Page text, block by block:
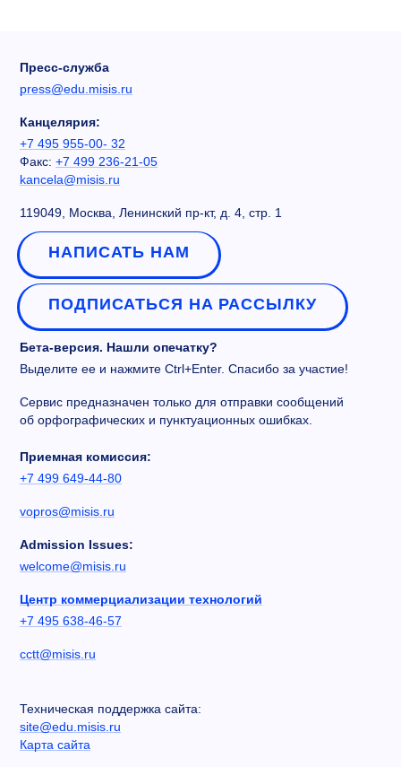
Пресс-служба
press@edu.misis.ru
Канцелярия:
+7 495 955-00- 32
Факс: +7 499 236-21-05
kancela@misis.ru
119049, Москва, Ленинский пр-кт, д. 4, стр. 1
НАПИСАТЬ НАМ
ПОДПИСАТЬСЯ НА РАССЫЛКУ
Бета-версия. Нашли опечатку?
Выделите ее и нажмите Ctrl+Enter. Спасибо за участие!
Сервис предназначен только для отправки сообщений
об орфографических и пунктуационных ошибках.
Приемная комиссия:
+7 499 649-44-80
vopros@misis.ru
Admission Issues:
welcome@misis.ru
Центр коммерциализации технологий
+7 495 638-46-57
cctt@misis.ru
Техническая поддержка сайта:
site@edu.misis.ru
Карта сайта